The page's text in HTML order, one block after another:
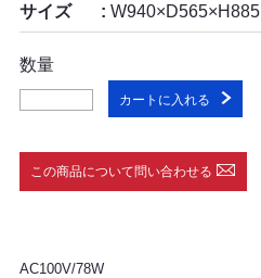
サイズ W940×D565×H885
数量
カートに入れる
この商品について問い合わせる
AC100V/78W